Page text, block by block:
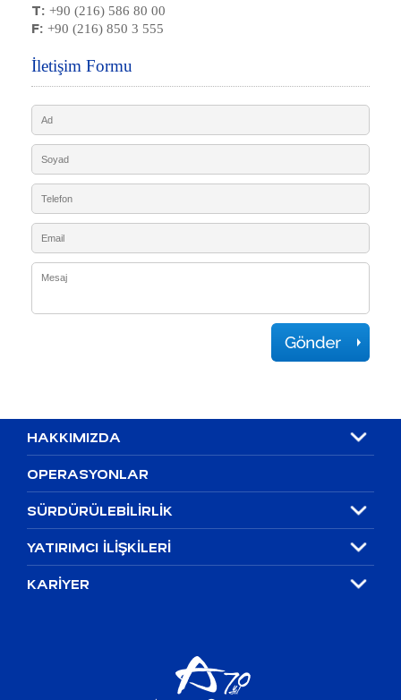
T: +90 (216) 586 80 00
F: +90 (216) 850 3 555
İletişim Formu
HAKKIMIZDA
OPERASYONLAR
SÜRDÜRÜLEBİLİRLİK
YATIRIMCI İLİŞKİLERİ
KARİYER